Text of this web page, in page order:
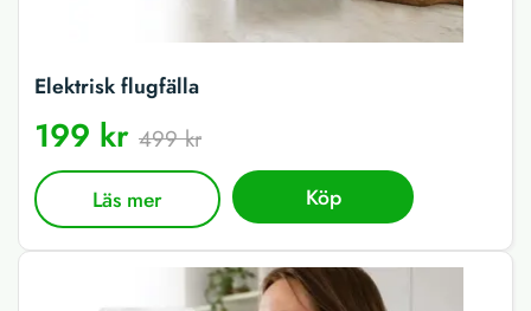
Elektrisk flugfälla
199 kr 499 kr
Läs mer Köp